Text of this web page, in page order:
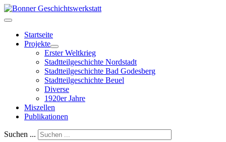
Startseite
Projekte
Erster Weltkrieg
Stadtteilgeschichte Nordstadt
Stadtteilgeschichte Bad Godesberg
Stadtteilgeschichte Beuel
Diverse
1920er Jahre
Miszellen
Publikationen
Suchen ...